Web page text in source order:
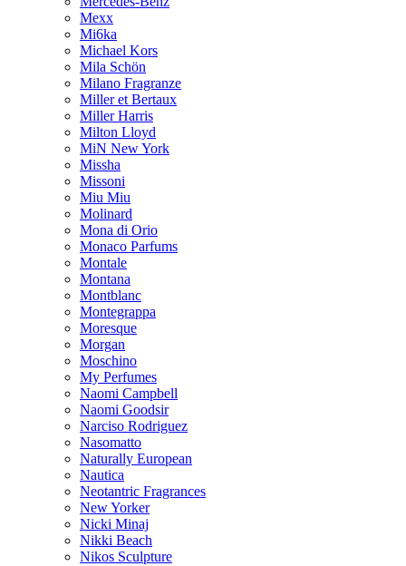
Mexx
Mi6ka
Michael Kors
Mila Schön
Milano Fragranze
Miller et Bertaux
Miller Harris
Milton Lloyd
MiN New York
Missha
Missoni
Miu Miu
Molinard
Mona di Orio
Monaco Parfums
Montale
Montana
Montblanc
Montegrappa
Moresque
Morgan
Moschino
My Perfumes
Naomi Campbell
Naomi Goodsir
Narciso Rodriguez
Nasomatto
Naturally European
Nautica
Neotantric Fragrances
New Yorker
Nicki Minaj
Nikki Beach
Nikos Sculpture